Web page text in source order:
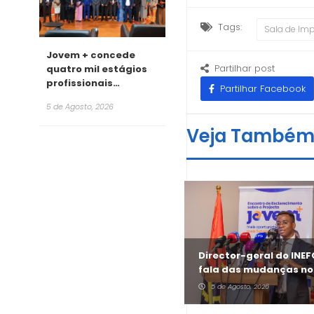
Jovem + concede
quatro mil estágios
profissionais
2026
5 de Agosto, 2026
Tags: Sala de
Partilhar post
Partilhar Facebook
Veja Também
Director-geral do
fala das mudanças no
Jovem +
5 de Agosto, 2026